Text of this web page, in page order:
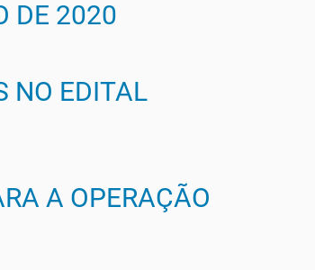
DE 2020
NO EDITAL
A OPERAÇÃO